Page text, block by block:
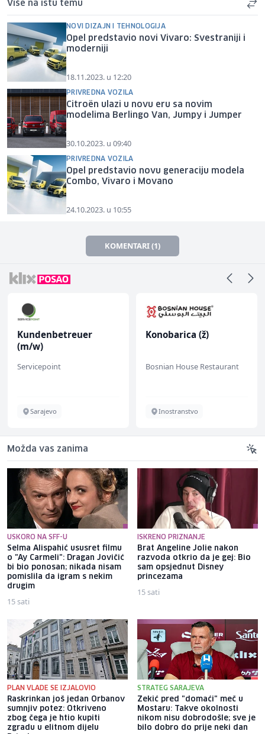
Više na istu temu
NOVI DIZAJN I TEHNOLOGIJA
Opel predstavio novi Vivaro: Svestraniji i
moderniji
18.11.2023. u 12:20
PRIVREDNA VOZILA
Citroën ulazi u novu eru sa novim
modelima Berlingo Van, Jumpy i Jumper
30.10.2023. u 09:40
PRIVREDNA VOZILA
Opel predstavio novu generaciju modela
Combo, Vivaro i Movano
24.10.2023. u 10:55
KOMENTARI (1)
Kundenbetreuer
(m/w)
Servicepoint
Sarajevo
Konobarica (ž)
Bosnian House Restaurant
Inostranstvo
Možda vas zanima
USKORO NA SFF-U
Selma Alispahić ususret filmu
o "Ay Carmeli": Dragan Jovičić
bi bio ponosan; nikada nisam
pomislila da igram s nekim
drugim
15 sati
ISKRENO PRIZNANJE
Brat Angeline Jolie nakon
razvoda otkrio da je gej: Bio
sam opsjednut Disney
princezama
15 sati
PLAN VLADE SE IZJALOVIO
Raskrinkan još jedan Orbanov
sumnjiv potez: Otkriveno
zbog čega je htio kupiti
zgradu u elitnom dijelu
STRATEG SARAJEVA
Zekić pred "domaći" meč u
Mostaru: Takve okolnosti
nikom nisu dobrodošle; sve je
bilo dobro do prije neki dan